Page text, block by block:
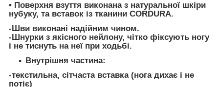
• Поверхня взуття виконана з натуральної шкіри
нубуку, та вставок із тканини CORDURA.
-Шви виконані надійним чином.
-Шнурки з якісного нейлону, чітко фіксують ногу
і не тиснуть на неї при ходьбі.
Внутрішня частина:
-текстильна, сітчаста вставка (нога дихає і не
потіє)